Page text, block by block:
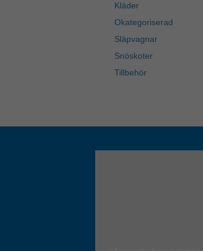
Kläder
Okategoriserad
Släpvagnar
Snöskoter
Tillbehör